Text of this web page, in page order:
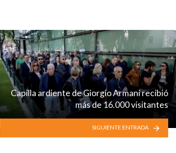
Capilla ardiente de Giorgio Armani recibió
más de 16.000 visitantes
SIGUIENTE ENTRADA